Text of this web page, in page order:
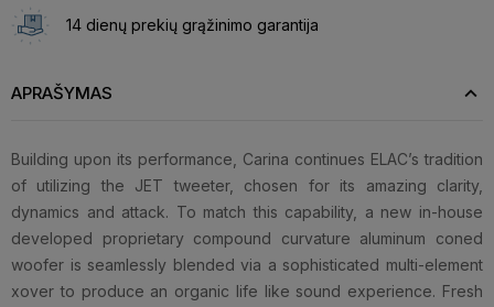
14 dienų prekių grąžinimo garantija
APRAŠYMAS
Building upon its performance, Carina continues ELAC’s tradition
of utilizing the JET tweeter, chosen for its amazing clarity,
dynamics and attack. To match this capability, a new in-house
developed proprietary compound curvature aluminum coned
woofer is seamlessly blended via a sophisticated multi-element
xover to produce an organic life like sound experience. Fresh